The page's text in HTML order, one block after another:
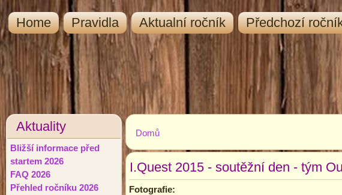
Home Pravidla Aktualní ročník Předchozí
Aktuality
Bližší informace před
startem 2026
FAQ 2026
Přehled ročníku 2026
Jste zde
Domů
I.Quest 2015 - soutěžní den - tým
Fotografie: